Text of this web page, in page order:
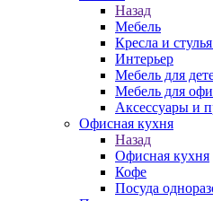
Назад
Мебель
Кресла и
Интерьер
Мебель для
Мебель для
Аксессуары и
Офисная кухня
Назад
Офисная кухня
Кофе
Посуда